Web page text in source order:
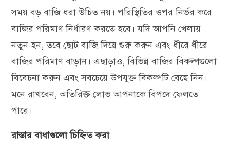
সময় বড় বাজি ধরা উচিত নয়। পরিস্থিতির ওপর নির্ভর করে
বাজির পরিমাণ নির্ধারণ করতে হবে। যদি আপনি খেলায়
নতুন হন, তবে ছোট বাজি দিয়ে শুরু করুন এবং ধীরে ধীরে
বাজির পরিমাণ বাড়ান। এছাড়াও, বিভিন্ন বাজির বিকল্পগুলো
বিবেচনা করুন এবং সবচেয়ে উপযুক্ত বিকল্পটি বেছে নিন।
মনে রাখবেন, অতিরিক্ত লোভ আপনাকে বিপদে ফেলতে
পারে।
রাস্তার বাধাগুলো চিহ্নিত করা